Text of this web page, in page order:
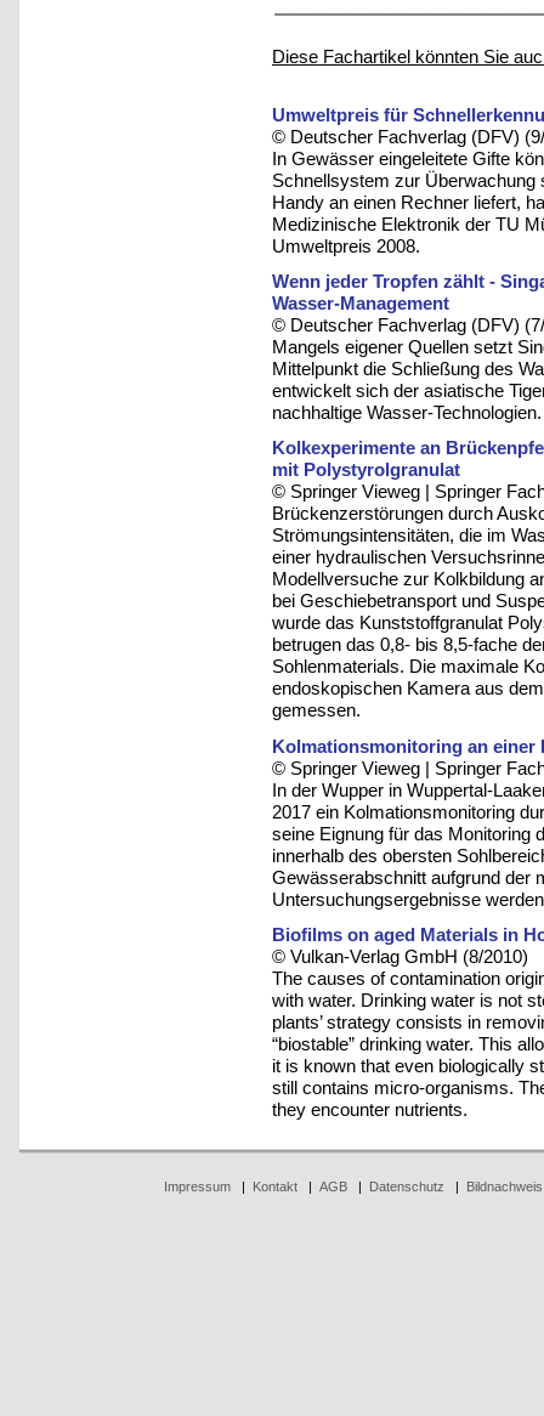
Diese Fachartikel könnten Sie
Umweltpreis für
© Deutscher Fachverlag (DFV)
In Gewässer eingeleitete Gifte
Schnellsystem zur Überwachung
Handy an einen Rechner liefert,
Medizinische Elektronik der TU
Umweltpreis 2008.
Wenn jeder Tropfen zählt -
Wasser-Management
© Deutscher Fachverlag (DFV)
Mangels eigener Quellen setzt
Mittelpunkt die Schließung des
entwickelt sich der asiatische
nachhaltige Wasser-Technologien.
Kolkexperimente an
mit Polystyrolgranulat
© Springer Vieweg | Springer
Brückenzerstörungen durch
Strömungsintensitäten, die im
einer hydraulischen
Modellversuche zur Kolkbildung
bei Geschiebetransport und
wurde das Kunststoffgranulat
betrugen das 0,8- bis 8,5-fache
Sohlenmaterials. Die maximale
endoskopischen Kamera aus
gemessen.
Kolmationsmonitoring an einer
© Springer Vieweg | Springer
In der Wupper in Wuppertal-
2017 ein Kolmationsmonitoring
seine Eignung für das Monitoring
innerhalb des obersten
Gewässerabschnitt aufgrund der
Untersuchungsergebnisse
Biofilms on aged Materials in
© Vulkan-Verlag GmbH (8/2010)
The causes of contamination
with water. Drinking water is not
plants’ strategy consists in
“biostable” drinking water. This
it is known that even biologically
still contains micro-organisms.
they encounter nutrients.
Impressum| Kontakt| AGB| Datenschutz Bildnachweis